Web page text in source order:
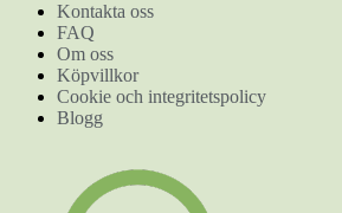
Kontakta oss
FAQ
Om oss
Köpvillkor
Cookie och integritetspolicy
Blogg